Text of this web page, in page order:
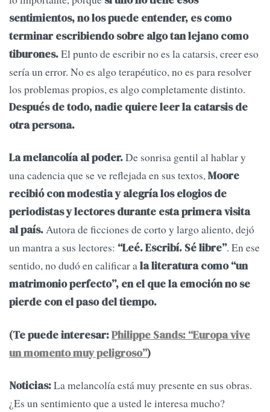
sentimientos, no los puede entender, es como
terminar escribiendo sobre algo tan lejano como
tiburones.El punto de escribir no es la catarsis, creer eso
sería un error. No es algo terapéutico, no es para resolver
los problemas propios, es algo completamente distinto.
Después de todo, nadie quiere leer la catarsis de
otra persona.
La melancolía al poder.De sonrisa gentil al hablar y
una cadencia que se ve reflejada en sus textos,Moore
recibió con modestia y alegría los elogios de
periodistas y lectores durante esta primera visita
al país.Autora de ficciones de corto y largo aliento, dejó
un mantra a sus lectores: “Leé. Escribí. Sé libre”. En ese
sentido, no dudó en calificar ala literatura como “un
matrimonio perfecto”, en el que la emoción no se
pierde con el paso del tiempo.
(Te puede interesar:Philippe Sands: “Europa vive
un momento muy peligroso”)
Noticias:La melancolía está muy presente en sus obras.
¿Es un sentimiento que a usted le interesa mucho?